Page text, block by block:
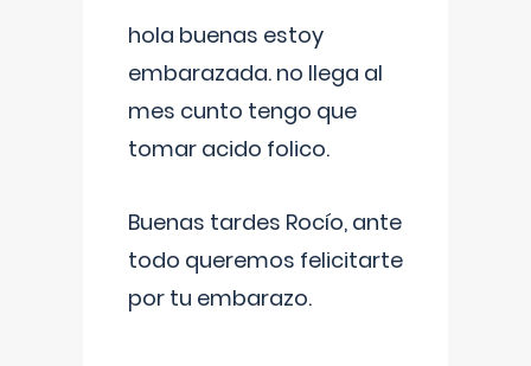
hola buenas estoy
embarazada. no llega al
mes cunto tengo que
tomar acido folico.
Buenas tardes Rocío, ante
todo queremos felicitarte
por tu embarazo.